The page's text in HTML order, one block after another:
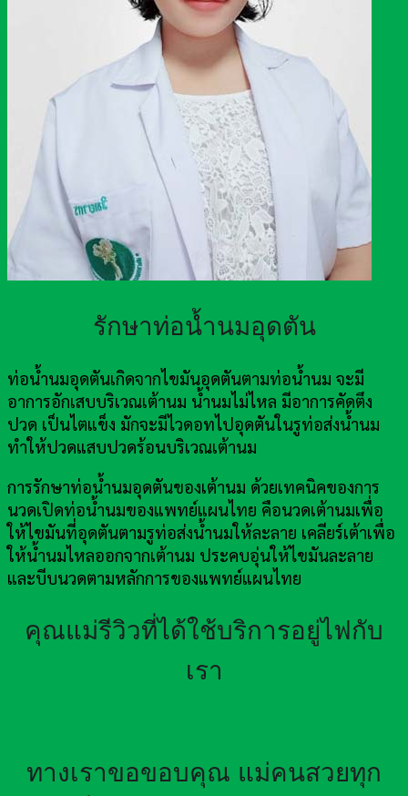
รักษาท่อน้ำนมอุดตัน
ท่อน้ำนมอุดตันเกิดจากไขมันอุดตันตามท่อน้ำนม จะมี
อาการอักเสบบริเวณเต้านม น้ำนมไม่ไหล มีอาการคัดตึง
ปวด เป็นไตแข็ง มักจะมีไวดอทไปอุดตันในรูท่อส่งน้ำนม
ทำให้ปวดแสบปวดร้อนบริเวณเต้านม
การรักษาท่อน้ำนมอุดตันของเต้านม ด้วยเทคนิคของการ
นวดเปิดท่อน้ำนมของแพทย์แผนไทย คือนวดเต้านมเพื่อ
ให้ไขมันที่อุดตันตามรูท่อส่งน้ำนมให้ละลาย เคลียร์เต้าเพื่อ
ให้น้ำนมไหลออกจากเต้านม ประคบอุ่นให้ไขมันละลาย
และบีบนวดตามหลักการของแพทย์แผนไทย
คุณแม่รีวิวที่ได้ใช้บริการอยู่ไฟกับ
เรา
ทางเราขอขอบคุณ แม่คนสวยทุก